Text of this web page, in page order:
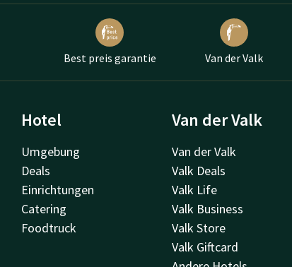
Best preis garantie Van der Valk
Hotel
Umgebung
Deals
Einrichtungen
Catering
Foodtruck
Van der Valk
Van der Valk
Valk Deals
Valk Life
Valk Business
Valk Store
Valk Giftcard